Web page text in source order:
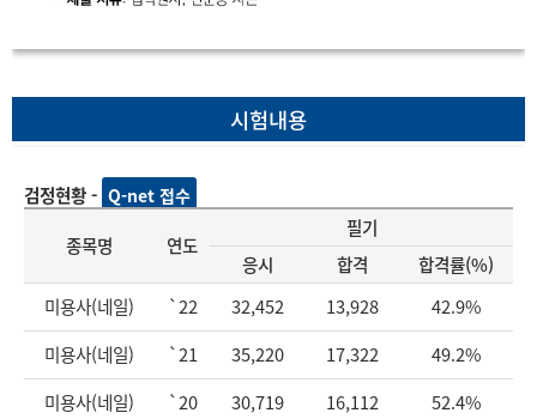
시험내용
검정현황 - Q-net 접수
종목명 연도
필기
응시
합격
합격률(%)
미용사(네일)
`22 32,452 13,928
42.9%
미용사(네일)
`21 35,220 17,322
49.2%
미용사(네일)
`20 30,719 16,112
52.4%